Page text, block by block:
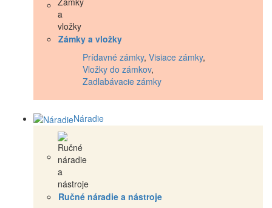
Zámky a vložky
Prídavné zámky, Visiace zámky,
Vložky do zámkov,
Zadlabávacie zámky
Náradie
Ručné náradie a nástroje